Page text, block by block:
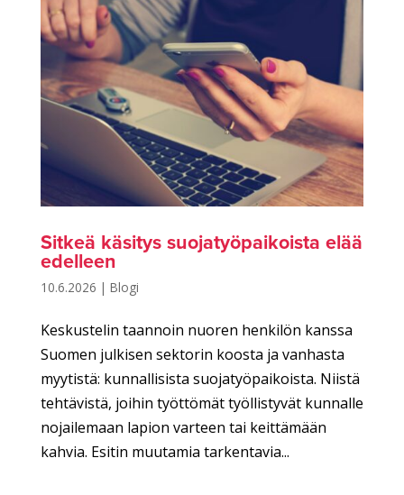
Sitkeä käsitys suojatyöpaikoista elää
edelleen
10.6.2026 | Blogi
Keskustelin taannoin nuoren henkilön kanssa
Suomen julkisen sektorin koosta ja vanhasta
myytistä: kunnallisista suojatyöpaikoista. Niistä
tehtävistä, joihin työttömät työllistyvät kunnalle
nojailemaan lapion varteen tai keittämään
kahvia. Esitin muutamia tarkentavia...